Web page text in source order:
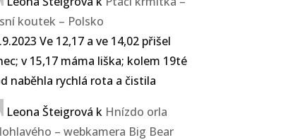
koutek – Polsko
Ve 12,17 a ve 14,02 přišel
v 15,17 máma liška; kolem 19té
naběhla rychlá rota a čistila
Leona Šteigrová k Hnízdo orla
– webkamera Big Bear